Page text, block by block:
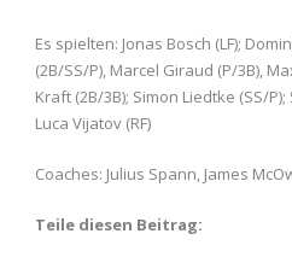
Es spielten: Jonas Bosch (LF);
(2B/SS/P), Marcel Giraud (P/3B),
Kraft (2B/3B); Simon Liedtke (SS/
Luca Vijatov (RF)
Coaches: Julius Spann, James
Teile diesen Beitrag: